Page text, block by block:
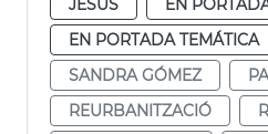
EN PORTADA TEMÁTICA
SANDRA GÓMEZ
REURBANITZACIÓ